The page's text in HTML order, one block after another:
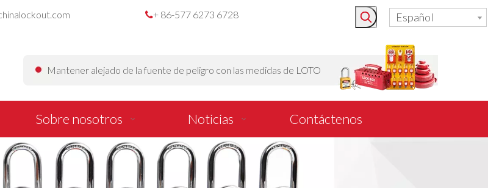
+ 86-577 6273 6728 Español
Mantener alejado de la fuente de peligro con las medidas de LOTO
Sobre nosotros Noticias Contáctenos